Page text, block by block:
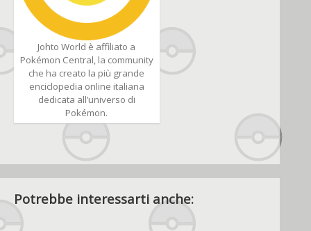
Johto World è affiliato a
Pokémon Central, la community
che ha creato la più grande
enciclopedia online italiana
dedicata all’universo di
Pokémon.
Potrebbe interessarti anche: